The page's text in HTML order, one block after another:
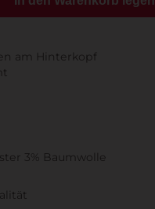
am Hinterkopf
3% Baumwolle